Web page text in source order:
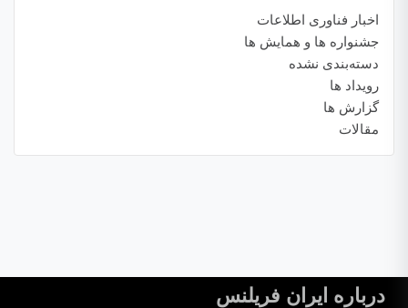
اخبار فناوری اطلاعات
جشنواره ها و همایش ها
دسته‌بندی نشده
رویداد ها
گزارش ها
مقالات
درباره ایران فریلنس